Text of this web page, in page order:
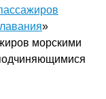
»
морскими